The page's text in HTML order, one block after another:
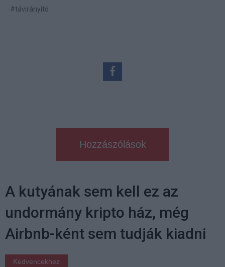
#távirányító
Hozzászólások
A kutyának sem kell ez az
undormány kripto ház, még
Airbnb-ként sem tudják kiadni
Kedvencekhez